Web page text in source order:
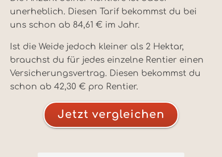
unerheblich. Diesen Tarif bekommst du bei
uns schon ab 84,61 € im Jahr.
Ist die Weide jedoch kleiner als 2 Hektar,
brauchst du für jedes einzelne Rentier einen
Versicherungsvertrag. Diesen bekommst du
schon ab 42,30 € pro Rentier.
Jetzt vergleichen